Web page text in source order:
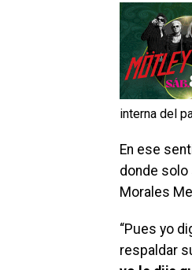
interna del
En ese
donde
Morales
“Pues yo
respaldar